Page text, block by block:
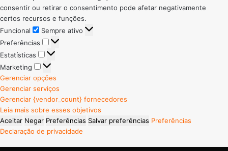
consentir ou retirar o consentimento pode afetar negativamente
certos recursos e funções.
Funcional
Funcional
Sempre ativo
Preferências
Preferências
Estatísticas
Estatísticas
Marketing
Marketing
Gerenciar opções
Gerenciar serviços
Gerenciar {vendor_count} fornecedores
Leia mais sobre esses objetivos
Aceitar Negar Preferências Salvar preferências Preferências
Declaração de privacidade